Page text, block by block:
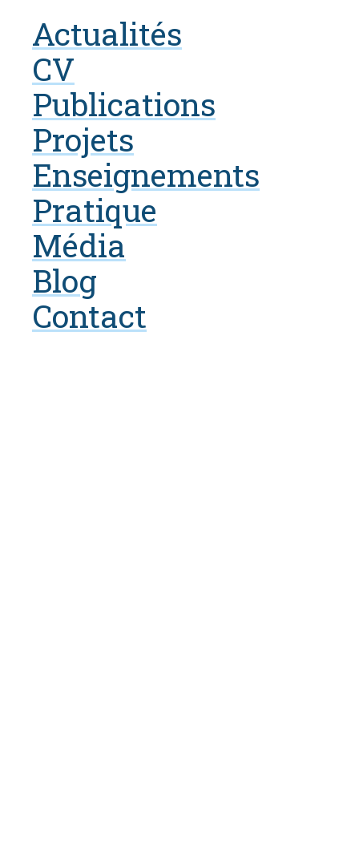
Actualités
CV
Publications
Projets
Enseignements
Pratique
Média
Blog
Contact